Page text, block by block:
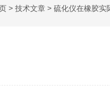
> 技术文章 > 硫化仪在橡胶实